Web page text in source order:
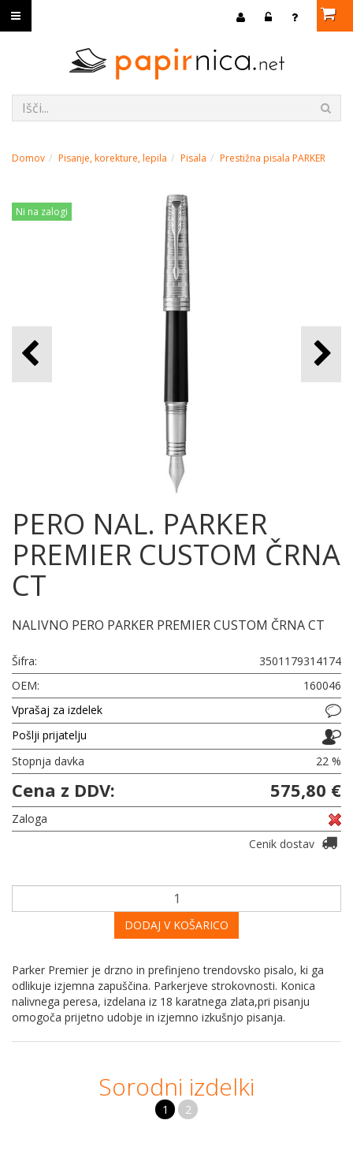
Domov Pisanje, korekture, lepila Pisala Prestižna pisala PARKER
Ni na zalogi
PERO NAL. PARKER
PREMIER CUSTOM ČRNA
CT
NALIVNO PERO PARKER PREMIER CUSTOM ČRNA CT
Šifra:
3501179314174
OEM:
160046
Vprašaj za izdelek
Pošlji prijatelju
Stopnja davka
22 %
Cena z DDV: 575,80 €
Zaloga
Cenik dostav
DODAJ V KOŠARICO
Parker Premier je drzno in prefinjeno trendovsko pisalo, ki ga
odlikuje izjemna zapuščina. Parkerjeve strokovnosti. Konica
nalivnega peresa, izdelana iz 18 karatnega zlata,pri pisanju
omogoča prijetno udobje in izjemno izkušnjo pisanja.
Sorodni izdelki
1 2